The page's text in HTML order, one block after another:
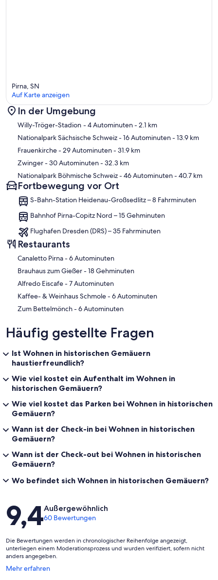
Karte
Pirna, SN
Auf Karte anzeigen
In der Umgebung
Willy-Tröger-Stadion - 4 Autominuten- 2.1 km
Nationalpark Sächsische Schweiz- 16 Autominuten- 13.9 km
Frauenkirche- 29 Autominuten- 31.9 km
Zwinger- 30 Autominuten- 32.3 km
Nationalpark Böhmische Schweiz- 46 Autominuten- 40.7 km
Fortbewegung vor Ort
S-Bahn-Station Heidenau-Großsedlitz – 8 Fahrminuten
Bahnhof Pirna-Copitz Nord – 15 Gehminuten
Flughafen Dresden (DRS) – 35 Fahrminuten
Restaurants
‪Canaletto Pirna - ‬6 Autominuten
‪Brauhaus zum Gießer - ‬18 Gehminuten
‪Alfredo Eiscafe - ‬7 Autominuten
‪Kaffee- & Weinhaus Schmole - ‬6 Autominuten
‪Zum Bettelmönch - ‬6 Autominuten
Häufig gestellte Fragen
Ist Wohnen in historischen Gemäuern
haustierfreundlich?
Wie viel kostet ein Aufenthalt im Wohnen in
historischen Gemäuern?
Wie viel kostet das Parken bei Wohnen in historischen
Gemäuern?
Wann ist der Check-in bei Wohnen in historischen
Gemäuern?
Wann ist der Check-out bei Wohnen in historischen
Gemäuern?
Wo befindet sich Wohnen in historischen Gemäuern?
Bewertungen
9,4Außergewöhnlich
60 Bewertungen
Die Bewertungen werden in chronologischer Reihenfolge angezeigt,
unterliegen einem Moderationsprozess und wurden verifiziert, sofern nicht
anders angegeben.
Mehr erfahren
Wird